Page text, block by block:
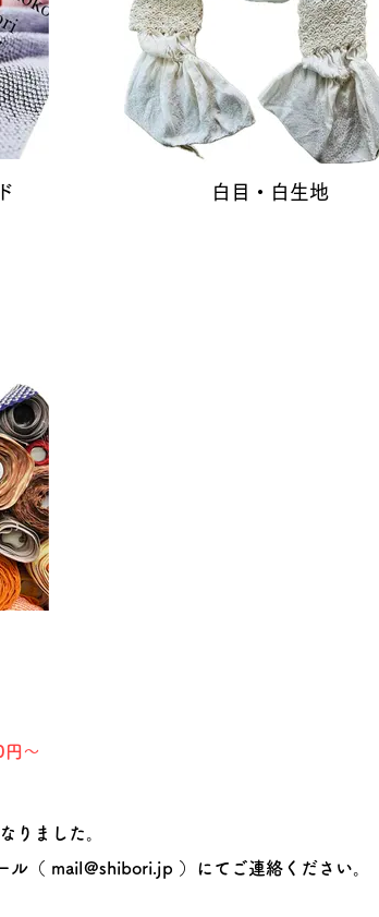
白目・白生地
～​
りました。
ル（ mail@shibori.jp ）にてご連絡ください。